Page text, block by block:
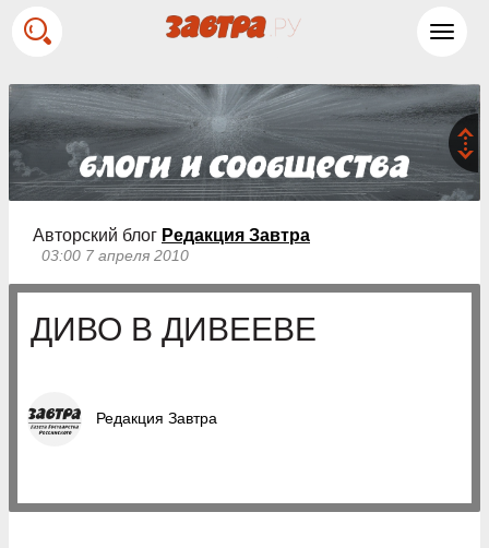
Авторский блог Редакция Завтра
03:00 7 апреля 2010
ДИВО В ДИВЕЕВЕ
Редакция Завтра